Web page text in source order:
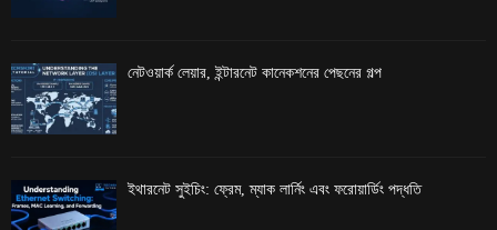
নেটওয়ার্ক লেয়ার, ইন্টারনেট কানেকশনের পেছনের গল্প
ইথারনেট সুইচিং: ফ্রেম, ম্যাক লার্নিং এবং ফরোয়ার্ডিং পদ্ধতি